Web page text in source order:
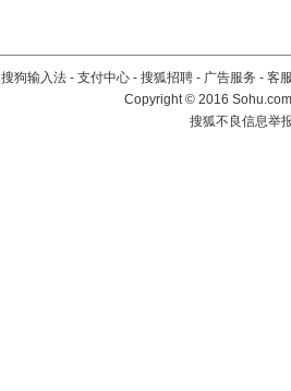
搜狗输入法 - 支付中心 - 搜狐招聘 - 广告服务 - 客
Copyright©2016
搜狐不良信息举